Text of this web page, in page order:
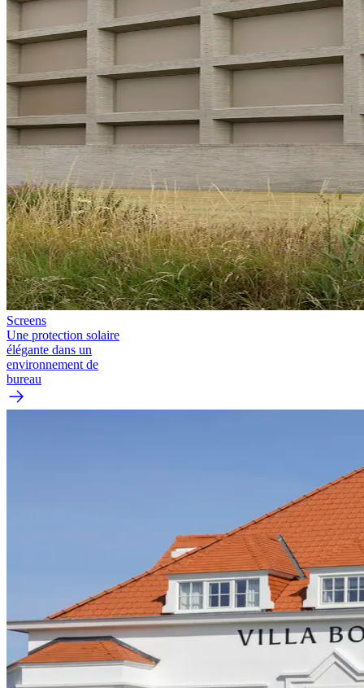
Screens
Une protection solaire
élégante dans un
environnement de
bureau